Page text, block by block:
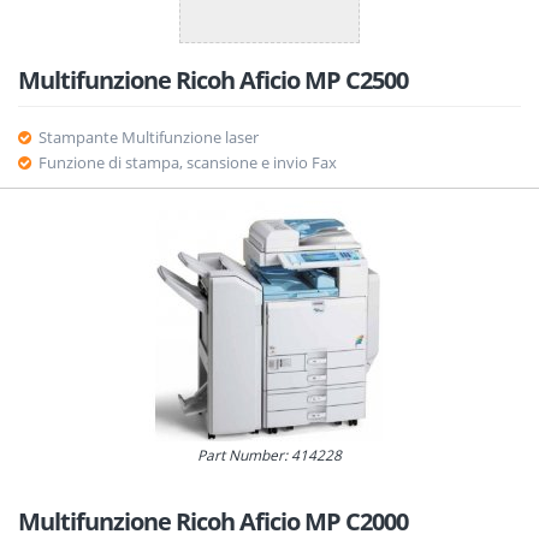
Multifunzione Ricoh Aficio MP C2500
Stampante Multifunzione laser
Funzione di stampa, scansione e invio Fax
Part Number: 414228
Multifunzione Ricoh Aficio MP C2000